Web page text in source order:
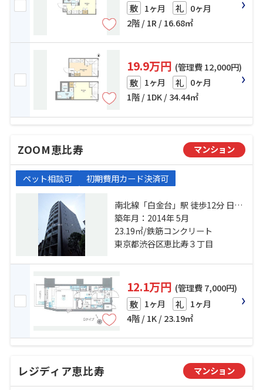
敷 1ヶ月 礼 0ヶ月
2階 / 1R / 16.68㎡
19.9万円 (管理費 12,000円)
敷 1ヶ月 礼 0ヶ月
1階 / 1DK / 34.44㎡
ZOOM恵比寿 マンション
ペット相談可 初期費用カード決済可
南北線「白金台」駅 徒歩12分 日比
谷線「広尾」駅 徒歩13分 山手線
「恵比寿」駅 徒歩15分
築年月：2014年 5月
23.19㎡/鉄筋コンクリート
東京都渋谷区恵比寿３丁目
12.1万円 (管理費 7,000円)
敷 1ヶ月 礼 1ヶ月
4階 / 1K / 23.19㎡
レジディア恵比寿 マンション